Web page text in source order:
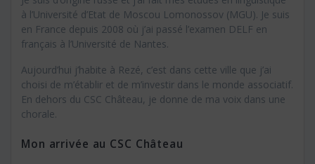
à l’Université d’Etat de Moscou Lomonossov (MGU). Je suis
en France depuis 2008 où j’ai passé l’examen DELF en
français à l’Université de Nantes.
Aujourd’hui j’habite à Rezé, c’est dans cette ville que j’ai
choisi de m’établir et de m’investir dans le monde associatif.
En dehors du CSC Château, je donne de ma voix dans une
chorale.
Mon arrivée au CSC Château